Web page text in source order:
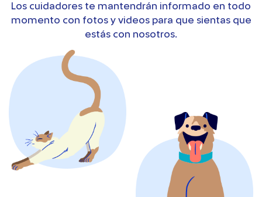
Los cuidadores te mantendrán informado en todo
momento con fotos y videos para que sientas que
estás con nosotros.